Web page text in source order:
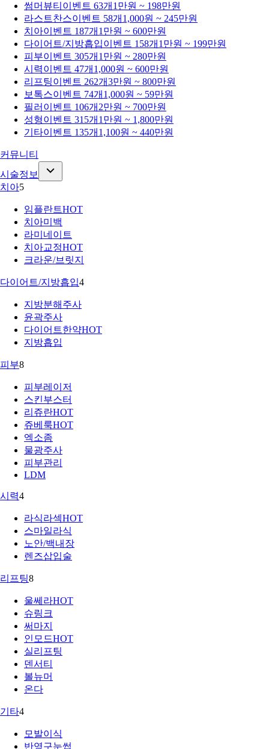
썸머뷰티 이벤트 63개 1만원 ~ 198만원
라스트찬스이벤트 58개 1,000원 ~ 245만원
치아이벤트 187개 1만원 ~ 600만원
다이어트/지방흡입이벤트 158개 1만원 ~ 199만원
피부이벤트 305개 1만원 ~ 280만원
시력이벤트 47개 1,000원 ~ 600만원
리프팅이벤트 262개3만원 ~ 800만원
보톡스이벤트 74개 1,000원 ~ 59만원
필러 이벤트 106개 2만원 ~ 700만원
성형이벤트 315개 1만원 ~ 1,800만원
기타이벤트 135개 1,100원 ~ 440만원
커뮤니티
시술정보
치아5
임플란트HOT
치아미백
라미네이트
치아교정HOT
크라운/브릿지
다이어트/지방흡입4
지방분해주사
윤곽주사
다이어트한약HOT
지방흡입
피부8
피부레이저
스킨부스터
리쥬란HOT
쥬베룩HOT
엑소좀
물광주사
피부관리
LDM
시력4
라식라섹HOT
스마일라식
노안/백내장
렌즈삽입술
리프팅8
울쎄라HOT
슈링크
써마지
인모드HOT
실리프팅
덴서티
볼뉴머
온다
기타4
모발이식
반영구눈썹